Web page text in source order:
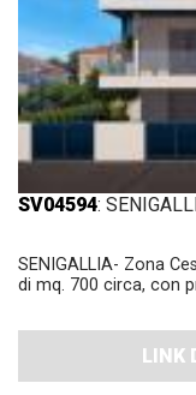
SV04594:
SENIGALLIA- Zona
di mq. 700 circa, con
LINK